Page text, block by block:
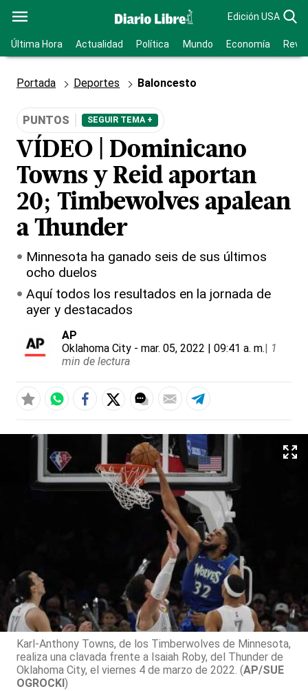
Edición USA
Última Hora Actualidad Política Mundo Economía
Portada Deportes Baloncesto
PUNTOS SEGUIR TEMA +
VÍDEO | Dominicano
Towns y Reid aportan
20; Timbewolves apalean
a Thunder
Minnesota ha ganado seis de sus últimos
ocho duelos
Aquí todos los resultados en la jornada de
ayer y destacados
AP
Oklahoma City - mar. 05, 2022 | 09:41 a. m.| 1
min de lectura
Karl-Anthony Towns, de los Timberwolves de Minnesota,
realiza una clavada frente a Isaiah Roby, del Thunder de
Oklahoma City, el viernes 4 de marzo de 2022. (AP/SUE
OGROCKI)